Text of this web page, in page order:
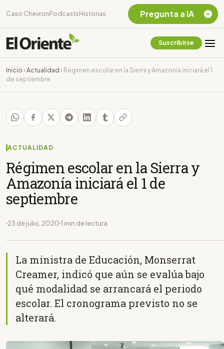
Caso Chevron Podcasts Historias
Suscribirse
Inicio › Actualidad › Régimen escolar en la Sierra y Amazonía iniciará el 1
de septiembre
ACTUALIDAD
Régimen escolar en la Sierra y
Amazonía iniciará el 1 de
septiembre
23 de julio, 2020 1 min de lectura
La ministra de Educación, Monserrat
Creamer, indicó que aún se evalúa bajo
qué modalidad se arrancará el periodo
escolar. El cronograma previsto no se
alterará.
Pregunta a IA
Chevron Ecuador